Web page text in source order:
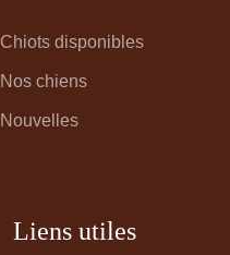
Chiots disponibles
Nos chiens
Nouvelles
Liens utiles